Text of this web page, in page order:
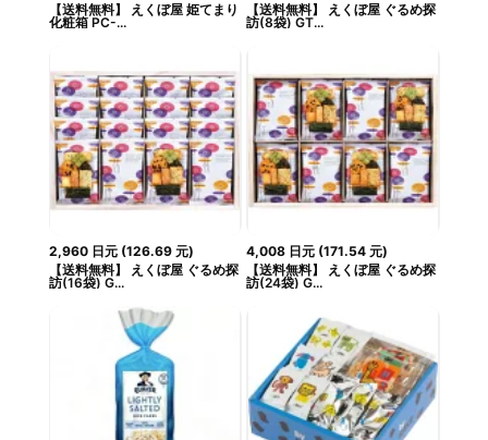
【送料無料】 えくぼ屋 姫てまり
化粧箱 PC-...
【送料無料】 えくぼ屋 ぐるめ探
訪(8袋) GT...
2,960 日元(126.69 元)
【送料無料】 えくぼ屋 ぐるめ探
訪(16袋) G...
4,008 日元 (171.54 元)
【送料無料】 えくぼ屋 ぐるめ探
訪(24袋) G...